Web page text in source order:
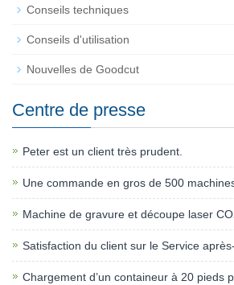
Conseils techniques
Conseils d'utilisation
Nouvelles de Goodcut
Centre de presse
Peter est un client très prudent.
Une commande en gros de 500
Machine de gravure et découpe laser
Satisfaction du client sur le Service
Chargement d’un containeur à 20 pieds